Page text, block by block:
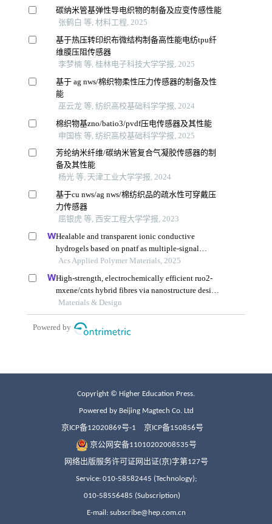
Copyright © Higher Education Press.
Powered by Beijing Magtech Co. Ltd
京ICP备12020869号-1 京ICP备150856号
京公网安备11010202008535号
网络出版服务许可证网出证(京)字第127号
Service: 010-58582445 (Technology);
010-58556485 (Subscription)
E-mail: subscribe@hep.com.cn